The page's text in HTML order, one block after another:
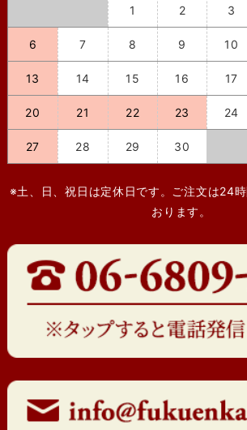
1 2 3
6 7 8 9 10
13 14 15 16 17
20 21 22 23 24
27 28 29 30
※土、日、祝日は定休日です。ご注文は24
おります。